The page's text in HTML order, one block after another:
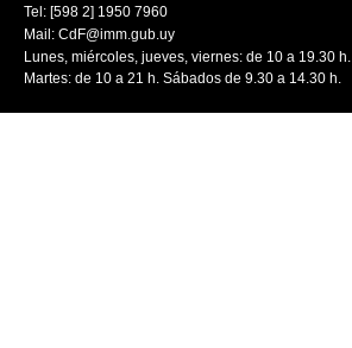
Tel: [598 2] 1950 7960
Mail: CdF@imm.gub.uy
Lunes, miércoles, jueves, viernes: de 10 a 19.30 h.
Martes: de 10 a 21 h. Sábados de 9.30 a 14.30 h.